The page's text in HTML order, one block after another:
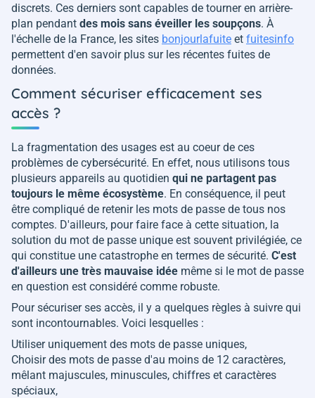
discrets. Ces derniers sont capables de tourner en arrière-
plan pendant des mois sans éveiller les soupçons. À
l'échelle de la France, les sites bonjourlafuite et fuitesinfo
permettent d'en savoir plus sur les récentes fuites de
données.
Comment sécuriser efficacement ses
accès ?
La fragmentation des usages est au coeur de ces
problèmes de cybersécurité. En effet, nous utilisons tous
plusieurs appareils au quotidien qui ne partagent pas
toujours le même écosystème. En conséquence, il peut
être compliqué de retenir les mots de passe de tous nos
comptes. D'ailleurs, pour faire face à cette situation, la
solution du mot de passe unique est souvent privilégiée, ce
qui constitue une catastrophe en termes de sécurité. C'est
d'ailleurs une très mauvaise idée même si le mot de passe
en question est considéré comme robuste.
Pour sécuriser ses accès, il y a quelques règles à suivre qui
sont incontournables. Voici lesquelles :
Utiliser uniquement des mots de passe uniques,
Choisir des mots de passe d'au moins de 12 caractères,
mêlant majuscules, minuscules, chiffres et caractères
spéciaux,